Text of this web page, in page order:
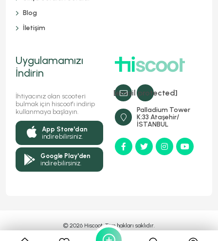
[email protected]
Palladium Tower
K:33 Ataşehir/
İSTANBUL
Blog
İletişim
Uygulamamızı
İndirin
İhtiyacınız olan scooteri
bulmak için hiscoot'ı indirip
kullanmaya başlayın.
App Store'dan
indirebilirsiniz.
Google Play'den
indirebilirsiniz.
© 2026 Hiscoot, Tüm hakları saklıdır.
MyFC YAZILIM Markasıdır